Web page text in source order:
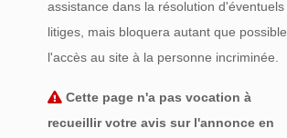
assistance dans la résolution d'éventuels
litiges, mais bloquera autant que possible
l'accès au site à la personne incriminée.
Cette page n'a pas vocation à
recueillir votre avis sur l'annonce en